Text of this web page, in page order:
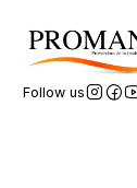
Follow us